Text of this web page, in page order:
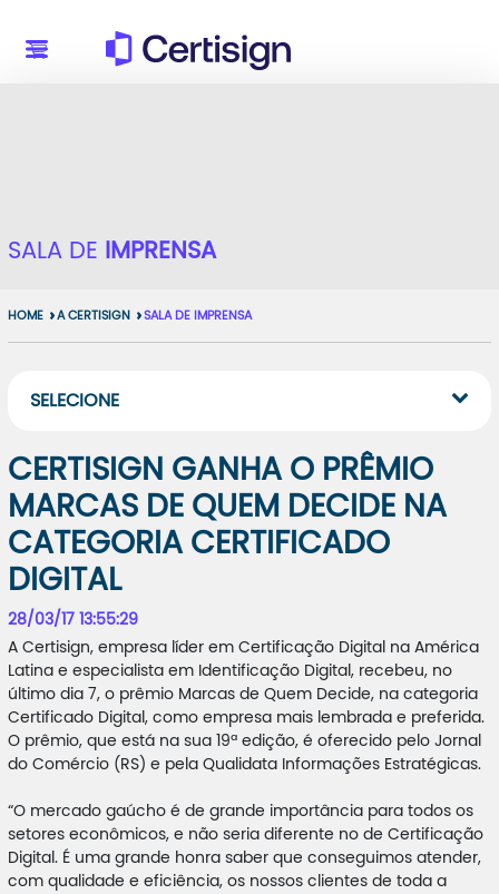
SALA DE IMPRENSA
HOME A CERTISIGN SALA DE IMPRENSA
SELECIONE
CERTISIGN GANHA O PRÊMIO
MARCAS DE QUEM DECIDE NA
CATEGORIA CERTIFICADO
DIGITAL
28/03/17 13:55:29
A Certisign, empresa líder em Certificação Digital na América
Latina e especialista em Identificação Digital, recebeu, no
último dia 7, o prêmio Marcas de Quem Decide, na categoria
Certificado Digital, como empresa mais lembrada e preferida.
O prêmio, que está na sua 19ª edição, é oferecido pelo Jornal
do Comércio (RS) e pela Qualidata Informações Estratégicas.
“O mercado gaúcho é de grande importância para todos os
setores econômicos, e não seria diferente no de Certificação
Digital. É uma grande honra saber que conseguimos atender,
com qualidade e eficiência, os nossos clientes de toda a